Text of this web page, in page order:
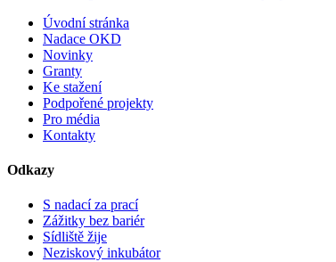
Úvodní stránka
Nadace OKD
Novinky
Granty
Ke stažení
Podpořené projekty
Pro média
Kontakty
Odkazy
S nadací za prací
Zážitky bez bariér
Sídliště žije
Neziskový inkubátor